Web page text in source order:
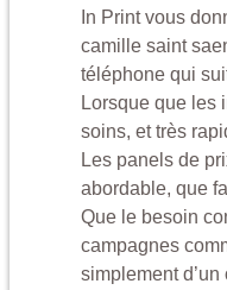
In Print vous
camille saint
téléphone qui
Lorsque que les
soins, et très
Les panels de
abordable, que
Que le besoin
campagnes
simplement